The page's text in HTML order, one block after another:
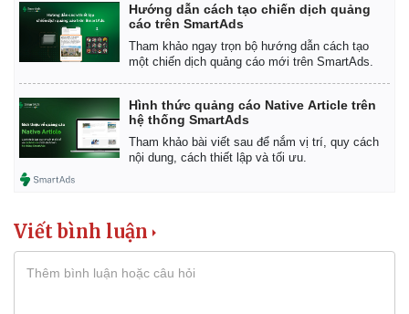
Hướng dẫn cách tạo chiến dịch quảng
cáo trên SmartAds
Tham khảo ngay trọn bộ hướng dẫn cách tạo
một chiến dịch quảng cáo mới trên SmartAds.
Hình thức quảng cáo Native Article trên
hệ thống SmartAds
Tham khảo bài viết sau để nắm vị trí, quy cách
nội dung, cách thiết lập và tối ưu.
Viết bình luận